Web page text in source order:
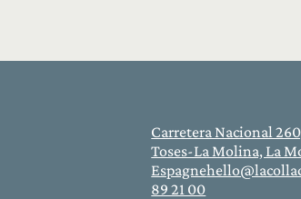
Carretera Nacional
Toses-La Molina, La
Espagne
89 21 00